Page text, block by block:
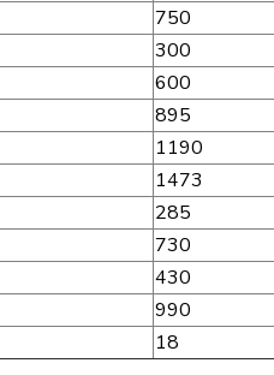
750
300
600
895
1190
1473
285
730
430
990
18